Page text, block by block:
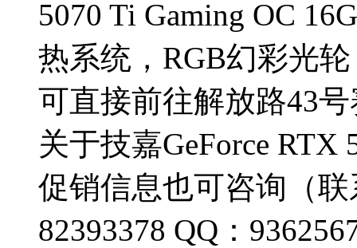
5070 Ti Gaming OC
热系统，RGB幻彩光
可直接前往解放路43
关于技嘉GeForce RTX
促销信息也可咨询（联
82393378 QQ：